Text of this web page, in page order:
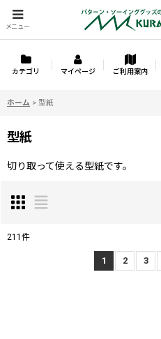
メニュー
カテゴリ マイページ ご利用案内
ホーム > 型紙
型紙
切り取って使える型紙です。
211 件
1 2 3